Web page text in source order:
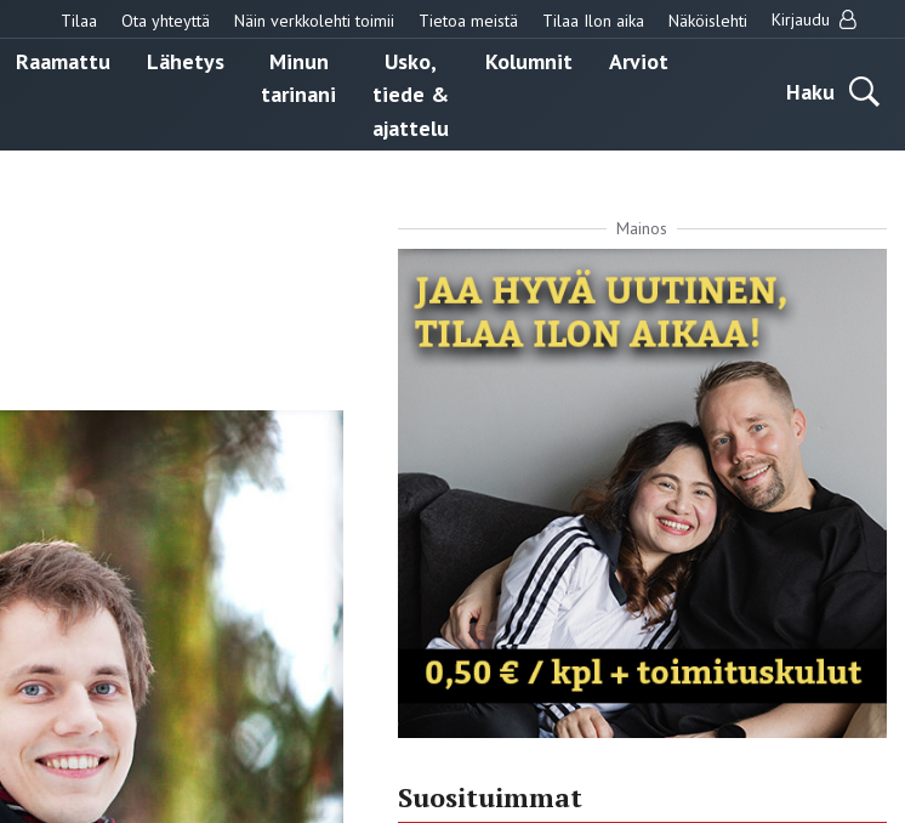
Tilaa Ota yhteyttä Näin verkkolehti toimii Tietoa meistä Tilaa Ilon aika Näköislehti Kirjaudu
Raamattu Lähetys
Minun
tarinani
Usko,
tiede &
ajattelu
Kolumnit
Arviot
Haku
Mainos
Suosituimmat